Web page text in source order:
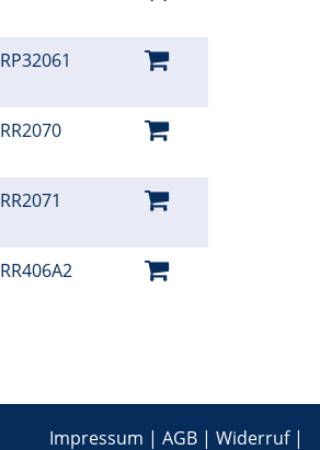
RP32061
RR2070
RR2071
RR406A2
Impressum | AGB| Widerruf|